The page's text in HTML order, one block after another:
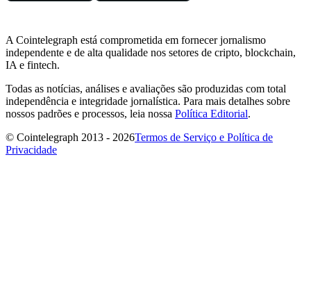
A Cointelegraph está comprometida em fornecer jornalismo
independente e de alta qualidade nos setores de cripto, blockchain,
IA e fintech.
Todas as notícias, análises e avaliações são produzidas com total
independência e integridade jornalística. Para mais detalhes sobre
nossos padrões e processos, leia nossa Política Editorial.
© Cointelegraph 2013 - 2026Termos de Serviço e Política de
Privacidade